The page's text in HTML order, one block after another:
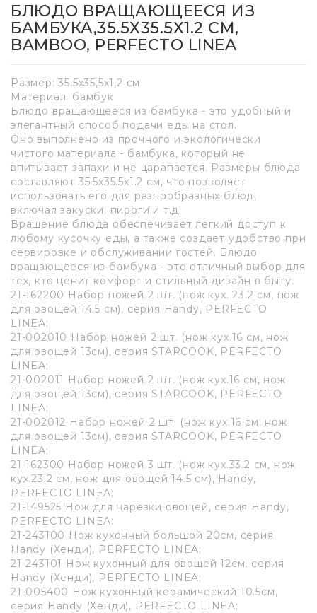
БЛЮДО ВРАЩАЮЩЕЕСЯ ИЗ
БАМБУКА,35.5Х35.5Х1.2 СМ,
BAMBOO, PERFECTO LINEA
Размер: 35,5х35,5х1,2 см
Материал: бамбук
Блюдо вращающееся из бамбука - это удобный и
элегантный способ подачи еды на стол.
Оно выполнено из прочного и экологически
чистого материала - бамбука, который не
впитывает запахи и не царапается. Размеры блюда
составляют 35.5х35.5х1.2 см, что позволяет
использовать его для разнообразных блюд,
включая закуски, пироги и т.д.
Вращение блюда обеспечивает легкий доступ к
любому кусочку еды, а также создает удобство при
сервировке и обслуживании гостей. Блюдо
вращающееся из бамбука - это отличный выбор для
тех, кто ценит комфорт и стильный дизайн в быту.
21-162200 Набор ножей 2 шт. (нож кух. 23.2 см, нож
для овощей 14.5 см), серия Handy, PERFECTO
LINEA;
21-002010 Набор ножей 2 шт. (нож кух.16 см, нож
для овощей 13см), серия STARCOOK, PERFECTO
LINEA;
21-002011 Набор ножей 2 шт. (нож кух.16 см, нож
для овощей 13см), серия STARCOOK, PERFECTO
LINEA;
21-002012 Набор ножей 2 шт. (нож кух.16 см, нож
для овощей 13см), серия STARCOOK, PERFECTO
LINEA;
21-162300 Набор ножей 3 шт. (нож кух.33.2 см, нож
кух.23.2 см, нож для овощей 14.5 см), Handy,
PERFECTO LINEA;
21-149525 Нож для нарезки овощей, серия Handy,
PERFECTO LINEA:
21-243100 Нож кухонный большой 20см, серия
Handy (Хенди), PERFECTO LINEA;
21-243101 Нож кухонный для овощей 12см, серия
Handy (Хенди), PERFECTO LINEA;
21-005400 Нож кухонный керамический 10.5см,
серия Handy (Хенди), PERFECTO LINEA;